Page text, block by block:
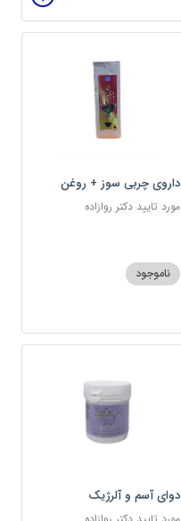
داروی چربی سوز + روغن
مکمل
مورد تایید دکتر روازاده
ناموجود
دوای آسم و آلرژیک